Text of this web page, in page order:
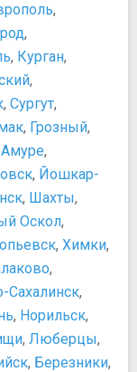
,
,
, Курган,
,
, Сургут,
, Грозный,
,
, Йошкар-
, Шахты,
Оскол,
, Химки,
,
,
, Норильск,
, Люберцы,
, Березники,